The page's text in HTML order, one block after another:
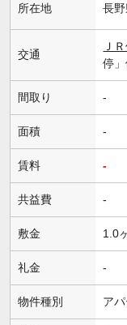
所在地 長
交通
Ｊ
停
間取り -
面積 -
賃料 -
共益費 -
敷金 1.0
礼金 -
物件種別 アパ